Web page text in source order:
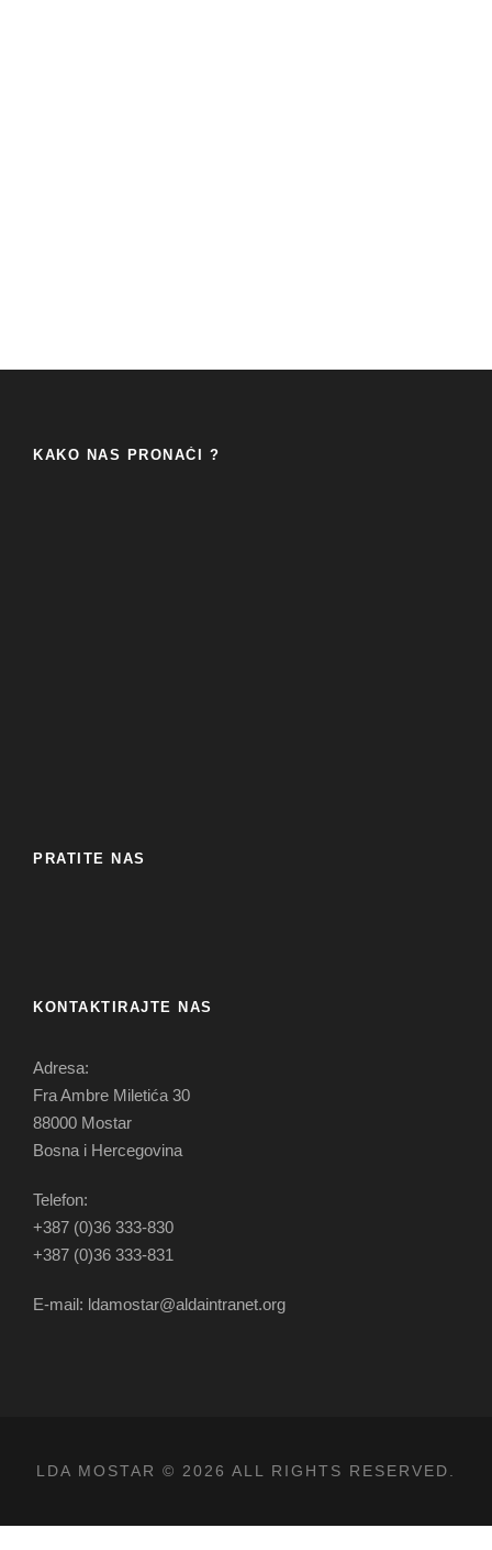
KAKO NAS PRONAĆI ?
PRATITE NAS
KONTAKTIRAJTE NAS
Adresa:
Fra Ambre Miletića 30
88000 Mostar
Bosna i Hercegovina
Telefon:
+387 (0)36 333-830
+387 (0)36 333-831
E-mail: ldamostar@aldaintranet.org
LDA MOSTAR © 2026 ALL RIGHTS RESERVED.